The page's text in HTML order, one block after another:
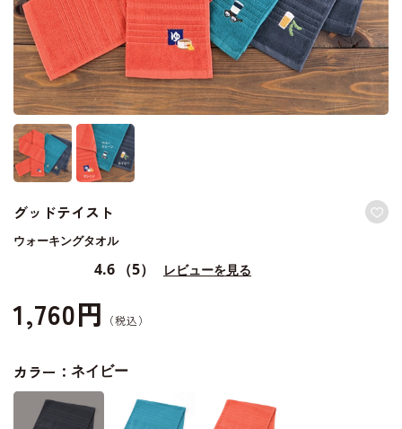
グッドテイスト
ウォーキングタオル
4.6 （5） レビューを見る
1,760円
カラー： ネイビー